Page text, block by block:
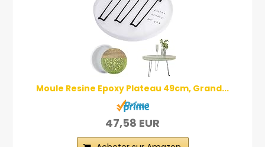
Moule Resine Epoxy Plateau 49cm, Grand...
47,58 EUR